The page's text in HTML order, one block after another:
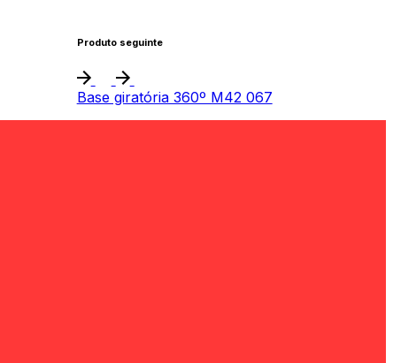
Produto seguinte
Base giratória 360º M42 067